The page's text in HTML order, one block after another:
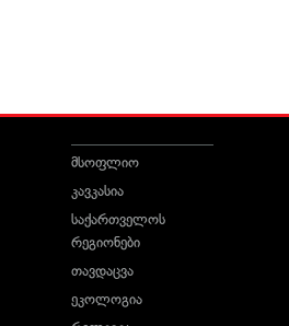
მსოფლიო
კავკასია
საქართველოს
რეგიონები
თავდაცვა
ეკოლოგია